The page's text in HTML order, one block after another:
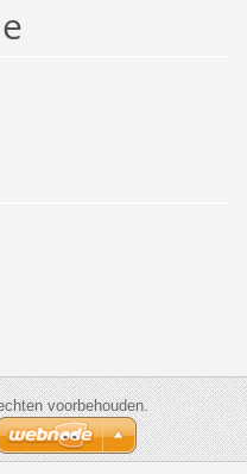
voorbehouden.